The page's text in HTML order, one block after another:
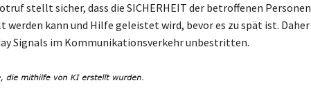
stellt sicher, dass die SICHERHEIT der betroffenen Personen
kann und Hilfe geleistet wird, bevor es zu spät ist. Daher
Signals im Kommunikationsverkehr unbestritten.